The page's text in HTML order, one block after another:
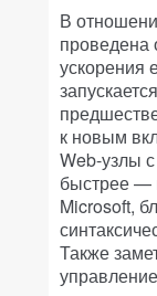
В
проведена
ускорения
к новым
Web-узлы
быстрее —
Microsoft,
Также